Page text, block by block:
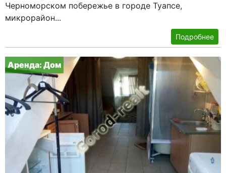
Черноморском побережье в городе Туапсе,
микрорайон...
Подробнее
Аренда: Дом